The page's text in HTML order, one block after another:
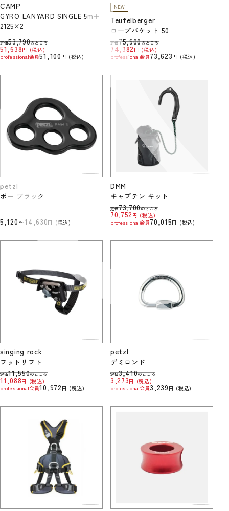
CAMP
GYRO LANYARD SINGLE 5m＋
2125×2
定価53,790のところ
51,638
税込
professional会員51,100 税込
NEW
Teufelberger
ロープバケット 50
定価75,900のところ
74,382
税込
professional会員73,623 税込
petzl
ポー ブラック
5,120〜14,630 税込
DMM
キャプテン キット
定価73,700のところ
70,752
税込
professional会員70,015 税込
singing rock
フットリフト
定価11,550のところ
11,088
税込
professional会員10,972 税込
petzl
デミロンド
定価3,410のところ
3,273
税込
professional会員3,239 税込